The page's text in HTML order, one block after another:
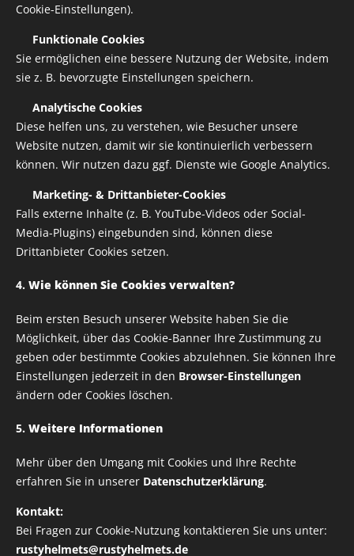
Keramiktasse mit farbiger Henkel und Innenseite
die gewünschte Farbe kann gerne für dich extra
bestellt werden
bespreche es mit Paolo, bevorDu bestellst
Volumen: 330 ml
Maße: Ø 8,2 x 9,5 cm
Die Keramik ist spülmaschinengeeignet
8,00€
zzgl. Versandkosten 8,00 € / 1 stk.
Verfügbar in 7 Tagen
IMPRESSUM
DATENSCHUTZRICHTLINIE
Cookie-Einstellungen).
Funktionale Cookies
Sie ermöglichen eine bessere Nutzung der Website, indem
sie z. B. bevorzugte Einstellungen speichern.
Analytische Cookies
Diese helfen uns, zu verstehen, wie Besucher unsere
Website nutzen, damit wir sie kontinuierlich verbessern
können. Wir nutzen dazu ggf. Dienste wie Google Analytics.
Marketing- & Drittanbieter-Cookies
Falls externe Inhalte (z. B. YouTube-Videos oder Social-
Media-Plugins) eingebunden sind, können diese
Drittanbieter Cookies setzen.
4. Wie können Sie Cookies verwalten?
Beim ersten Besuch unserer Website haben Sie die
Möglichkeit, über das Cookie-Banner Ihre Zustimmung zu
geben oder bestimmte Cookies abzulehnen. Sie können Ihre
Einstellungen jederzeit in den Browser-Einstellungen
ändern oder Cookies löschen.
5. Weitere Informationen
Mehr über den Umgang mit Cookies und Ihre Rechte
erfahren Sie in unserer Datenschutzerklärung.
Kontakt:
Bei Fragen zur Cookie-Nutzung kontaktieren Sie uns unter:
rustyhelmets@rustyhelmets.de